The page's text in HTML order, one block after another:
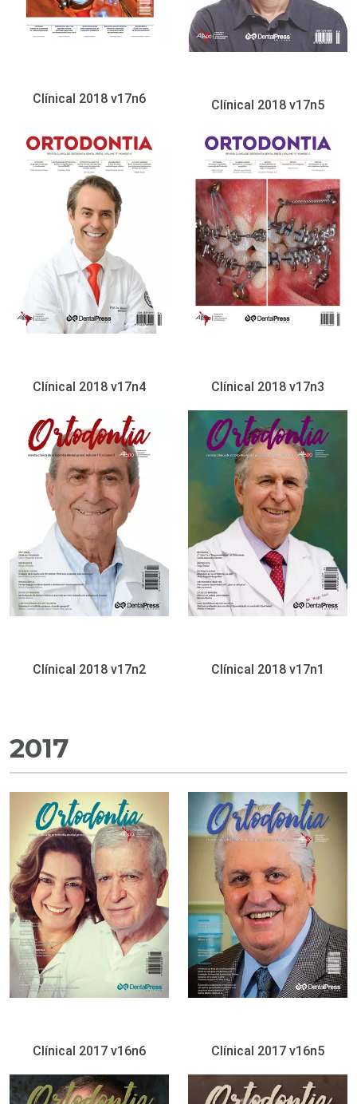
Clínical 2018 v17n6 Clínical 2018 v17n5
Clínical 2018 v17n4 Clínical 2018 v17n3
Clínical 2018 v17n2 Clínical 2018 v17n1
2017
Clínical 2017 v16n6 Clínical 2017 v16n5